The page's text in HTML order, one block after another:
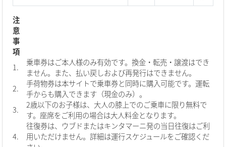
注
意
事
項
1.
乗車券はご本人様のみ有効です。換金・転売・譲渡はでき
ません。また、払い戻しおよび再発行はできません。
2.
手荷物券は本サイトで乗車券と同時に購入可能です。運転
手からも購入できます（現金のみ）。
3.
2歳以下のお子様は、大人の膝上でのご乗車に限り無料で
す。座席をご利用の場合は大人料金となります。
4.
往復券は、ウブドまたはキンタマーニ発の当日往復はご利
用いただけません。詳細は運行スケジュールをご確認くだ